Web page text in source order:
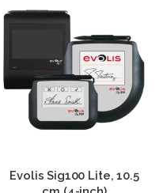
Evolis Sig100 Lite, 10.5